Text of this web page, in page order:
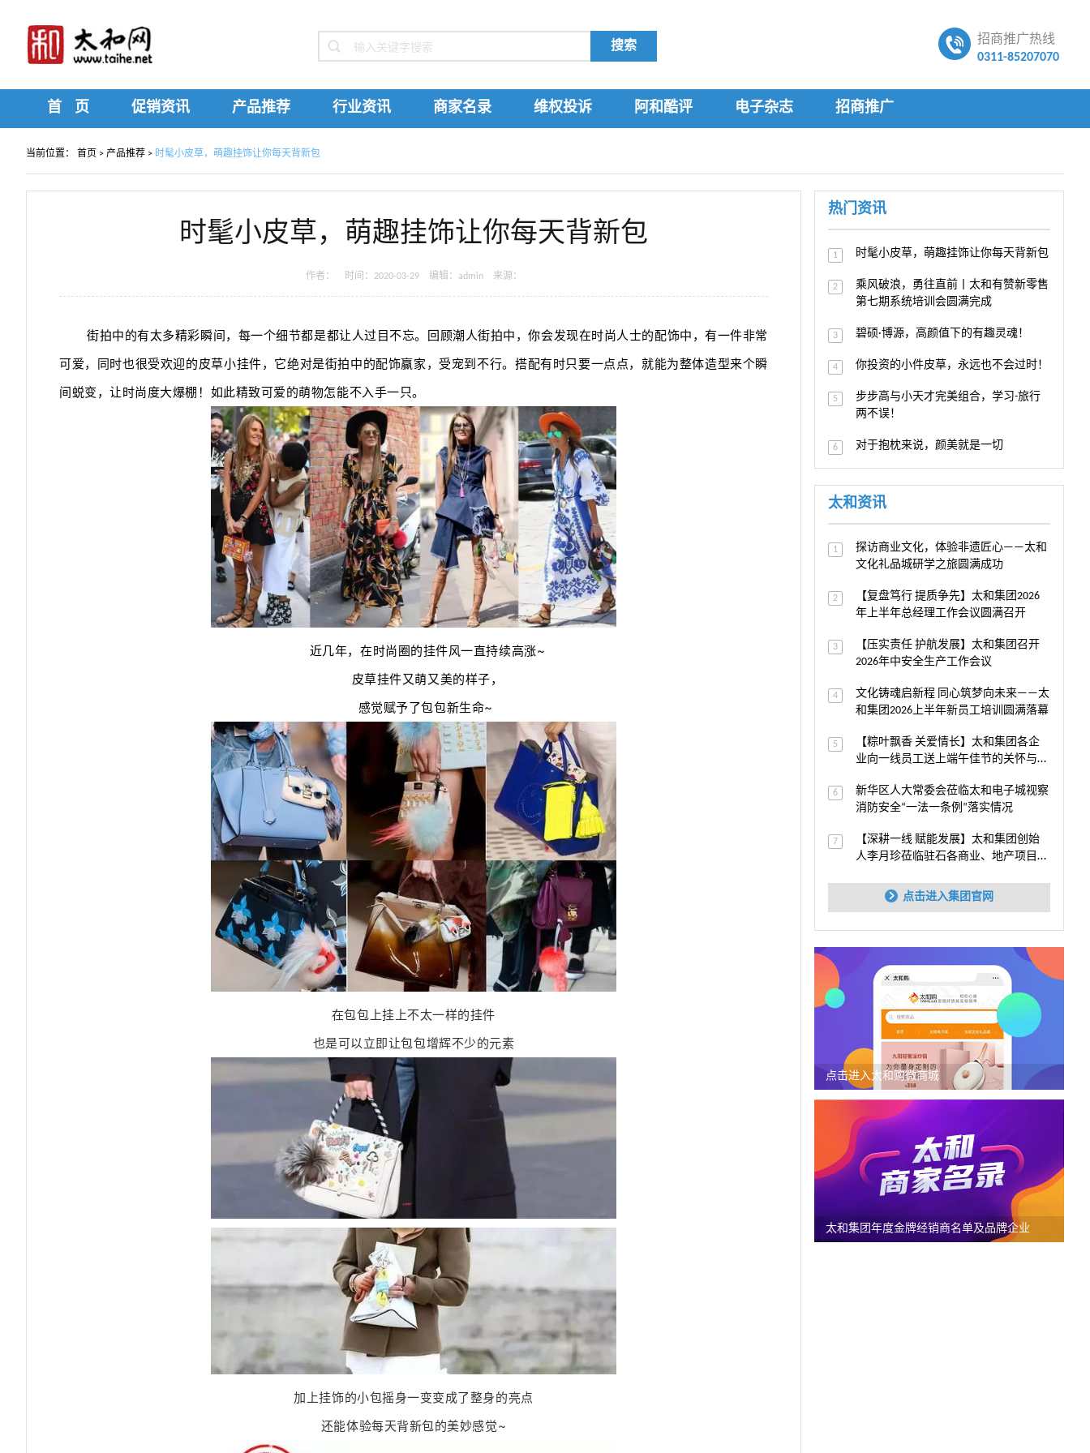
搜索
招商推广热线
0311-85207070
首 页 促销资讯 产品推荐 行业资讯 商家名录 维权投诉 阿和酷评 电子杂志 招商推广
当前位置： 首页 > 产品推荐 > 时髦小皮草，萌趣挂饰让你每天背新包
时髦小皮草，萌趣挂饰让你每天背新包
作者： 时间：2020-03-29 编辑：admin 来源：
街拍中的有太多精彩瞬间，每一个细节都是都让人过目不忘。回顾潮人街拍中，你会发现在时尚人士的配饰中，有一件非常
可爱，同时也很受欢迎的皮草小挂件，它绝对是街拍中的配饰赢家，受宠到不行。搭配有时只要一点点，就能为整体造型来个瞬
间蜕变，让时尚度大爆棚！如此精致可爱的萌物怎能不入手一只。
近几年，在时尚圈的挂件风一直持续高涨~
皮草挂件又萌又美的样子，
感觉赋予了包包新生命~
在包包上挂上不太一样的挂件
也是可以立即让包包增辉不少的元素
加上挂饰的小包摇身一变变成了整身的亮点
还能体验每天背新包的美妙感觉~
热门资讯
1 时髦小皮草，萌趣挂饰让你每天背新包
2
乘风破浪，勇往直前丨太和有赞新零售
第七期系统培训会圆满完成
3 碧硕·博源，高颜值下的有趣灵魂！
4 你投资的小件皮草，永远也不会过时！
5
步步高与小天才完美组合，学习-旅行
两不误！
6 对于抱枕来说，颜美就是一切
太和资讯
1
探访商业文化，体验非遗匠心——太和
文化礼品城研学之旅圆满成功
2
【复盘笃行 提质争先】太和集团2026
年上半年总经理工作会议圆满召开
3
【压实责任 护航发展】太和集团召开
2026年中安全生产工作会议
4
文化铸魂启新程 同心筑梦向未来——太
和集团2026上半年新员工培训圆满落幕
5
【粽叶飘香 关爱情长】太和集团各企
业向一线员工送上端午佳节的关怀与祝
6
新华区人大常委会莅临太和电子城视察
消防安全“一法一条例”落实情况
7
【深耕一线 赋能发展】太和集团创始
人李月珍莅临驻石各商业、地产项目视
点击进入集团官网
点击进入太和购微商城
太和集团年度金牌经销商名单及品牌企业